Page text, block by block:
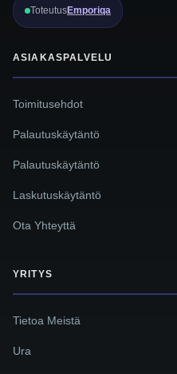
ToteutusEmporiqa
ASIAKASPALVELU
Toimitusehdot
Palautuskäytäntö
Palautuskäytäntö
Laskutuskäytäntö
Ota Yhteyttä
YRITYS
Tietoa Meistä
Ura